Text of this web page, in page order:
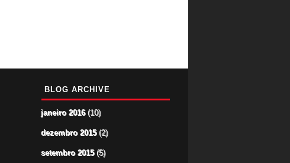
BLOG ARCHIVE
janeiro 2016(10)
dezembro 2015(2)
setembro 2015(5)